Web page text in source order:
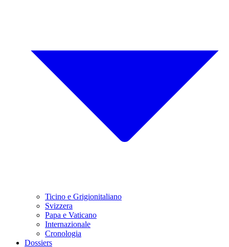
Ticino e Grigionitaliano
Svizzera
Papa e Vaticano
Internazionale
Cronologia
Dossiers